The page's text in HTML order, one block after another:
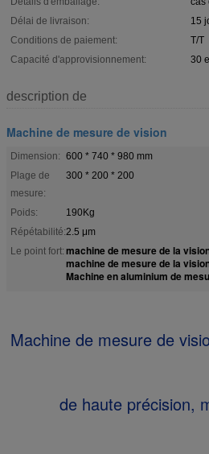
Délai de livraison:
15
Conditions de paiement:
T/T
Capacité d'approvisionnement:
30
description de
Machine de mesure de vision
Dimension: 600 * 740 * 980 mm
Plage de
mesure:
300 * 200 * 200
Poids:
190Kg
Répétabilité:2.5 μm
Le point fort: machine de mesure de la
machine de mesure de la
Machine en aluminium de
Machine de mesure de
de haute précision,